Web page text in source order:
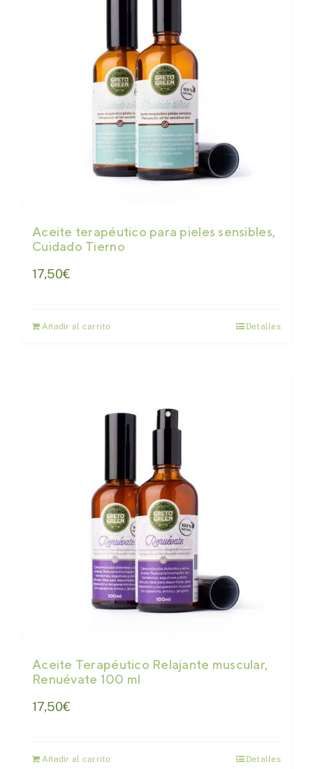
Aceite terapéutico para pieles sensibles,
Cuidado Tierno
17,50€
Añadir al carrito Detalles
Aceite Terapéutico Relajante muscular,
Renuévate 100 ml
17,50€
Añadir al carrito Detalles